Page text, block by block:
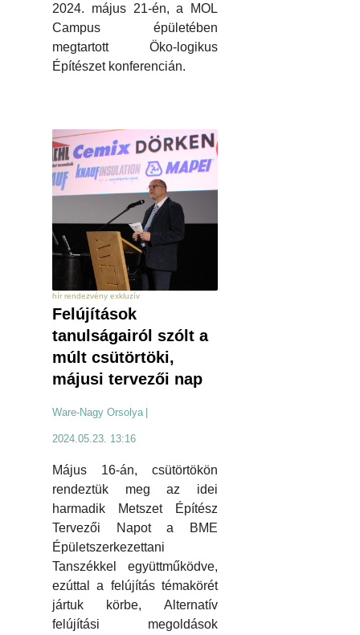
2024. május 21-én, a MOL
Campus épületében
megtartott Öko-logikus
Építészet konferencián.
hír rendezvény exkluzív
Felújítások
tanulságairól szólt a
múlt csütörtöki,
májusi tervezői nap
Ware-Nagy Orsolya
2024.05.23. 13:16
Május 16-án, csütörtökön
rendeztük meg az idei
harmadik Metszet Építész
Tervezői Napot a BME
Épületszerkezettani
Tanszékkel együttműködve,
ezúttal a felújítás témakörét
jártuk körbe, Alternatív
felújítási megoldások